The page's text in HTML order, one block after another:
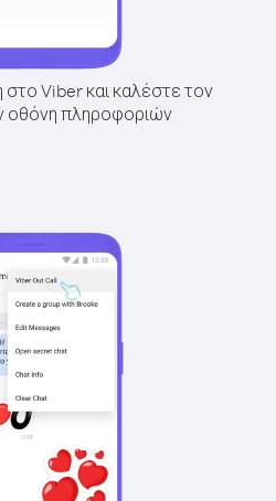
στο Viber και καλέστε τον
οθόνη πληροφοριών